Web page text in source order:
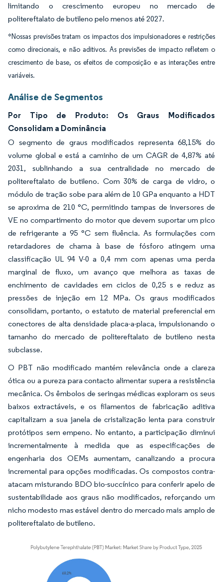
limitando o crescimento europeu no mercado de
politereftalato de butileno pelo menos até 2027.
*Nossas previsões tratam os impactos dos impulsionadores e restrições
como direcionais, e não aditivos. As previsões de impacto refletem o
crescimento de base, os efeitos de composição e as interações entre
variáveis.
Análise de Segmentos
Por Tipo de Produto: Os Graus Modificados
Consolidam a Dominância
O segmento de graus modificados representa 68,15% do
volume global e está a caminho de um CAGR de 4,87% até
2031, sublinhando a sua centralidade no mercado de
politereftalato de butileno. Com 30% de carga de vidro, o
módulo de tração sobe para além de 10 GPa enquanto a HDT
se aproxima de 210 °C, permitindo tampas de inversores de
VE no compartimento do motor que devem suportar um pico
de refrigerante a 95 °C sem fluência. As formulações com
retardadores de chama à base de fósforo atingem uma
classificação UL 94 V-0 a 0,4 mm com apenas uma perda
marginal de fluxo, um avanço que melhora as taxas de
enchimento de cavidades em ciclos de 0,25 s e reduz as
pressões de injeção em 12 MPa. Os graus modificados
consolidam, portanto, o estatuto de material preferencial em
conectores de alta densidade placa-a-placa, impulsionando o
tamanho do mercado de politereftalato de butileno nesta
subclasse.
O PBT não modificado mantém relevância onde a clareza
ótica ou a pureza para contacto alimentar supera a resistência
mecânica. Os êmbolos de seringas médicas exploram os seus
baixos extractáveis, e os filamentos de fabricação aditiva
capitalizam a sua janela de cristalização lenta para construir
protótipos sem empeno. No entanto, a participação diminui
incrementalmente à medida que as especificações de
engenharia dos OEMs aumentam, canalizando a procura
incremental para opções modificadas. Os compostos contra-
atacam misturando BDO bio-succínico para conferir apelo de
sustentabilidade aos graus não modificados, reforçando um
nicho modesto mas estável dentro do mercado mais amplo de
politereftalato de butileno.